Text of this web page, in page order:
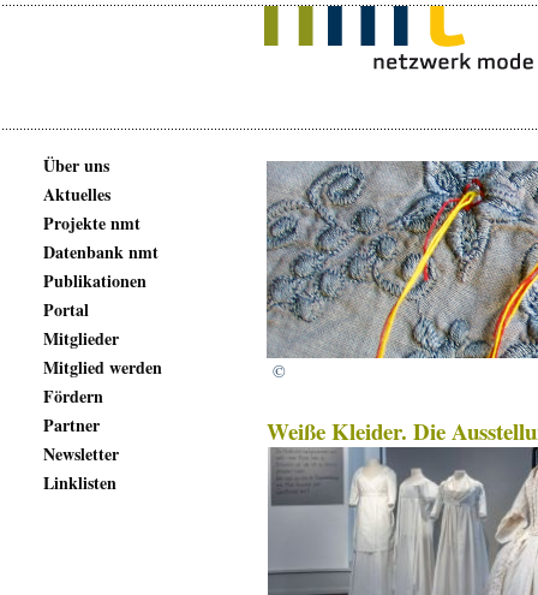
©
Weiße Kleider. Die
Über uns
Aktuelles
Projekte nmt
Datenbank nmt
Publikationen
Portal
Mitglieder
Mitglied werden
Fördern
Partner
Newsletter
Linklisten